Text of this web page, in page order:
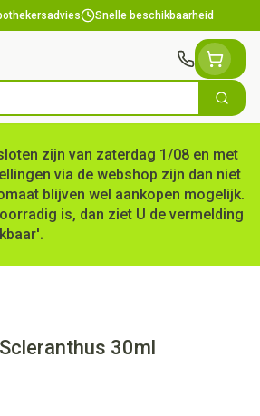
Snelle beschikbaarheid
Zoek
zijn van zaterdag 1/08 en met
via de webshop zijn dan niet
blijven wel aankopen mogelijk.
is, dan ziet U de vermelding
30ml